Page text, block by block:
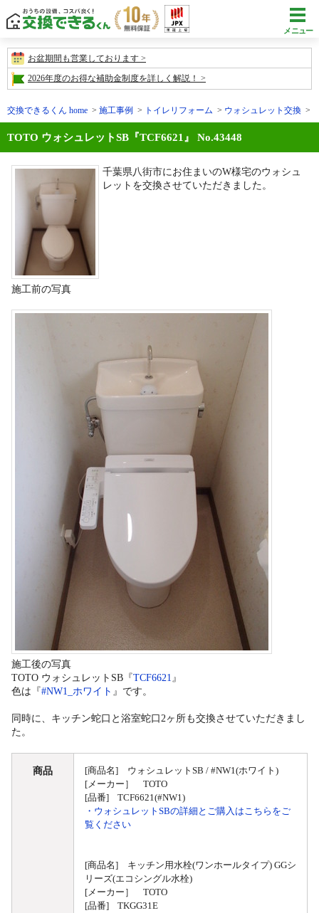
メニュー
お盆期間も営業しております
2026年度のお得な補助金制度を詳しく解説！
交換できるくん home 施工事例 トイレリフォーム ウォシュレット交換
TOTO ウォシュレットSB『TCF6621』 No.43448
千葉県八街市にお住まいのW様宅のウォシュ
レットを交換させていただきました。
施工前の写真
施工後の写真
TOTO ウォシュレットSB『TCF6621 』
色は『#NW1_ホワイト 』です。
同時に、キッチン蛇口と浴室蛇口2ヶ所も交換させていただきまし
た。
商品
[商品名] ウォシュレットSB / #NW1(ホワイト)
[メーカー］ TOTO
[品番] TCF6621(#NW1)
・ウォシュレットSBの詳細とご購入はこちらをご
覧ください
[商品名] キッチン用水栓(ワンホールタイプ) GGシ
リーズ(エコシングル水栓)
[メーカー］ TOTO
[品番] TKGG31E